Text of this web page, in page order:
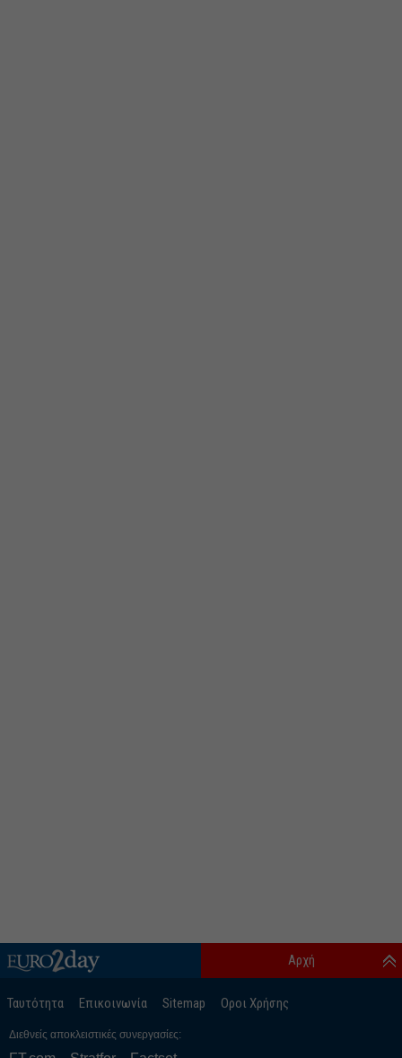
Ταυτότητα Επικοινωνία Sitemap Οροι Χρήσης
Αρχή
Διεθνείς αποκλειστικές συνεργασίες: